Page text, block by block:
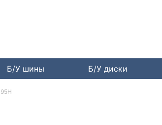
Б/У шины Б/У диски